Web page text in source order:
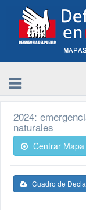
2024:
naturales
Centrar Mapa
Cuadro de